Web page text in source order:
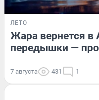
ЛЕТО
Жара вернется в
передышки —
7 августа 431 1